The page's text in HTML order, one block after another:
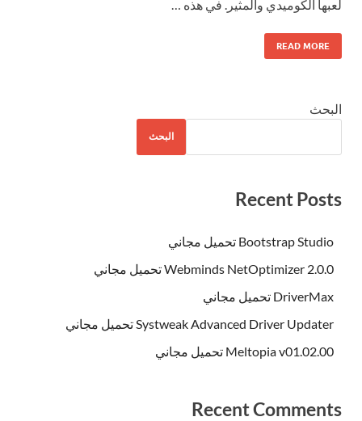
لعبها الكوميدي والمثير. في هذه …
READ MORE
البحث
البحث
Recent Posts
Bootstrap Studio تحميل مجاني
Webminds NetOptimizer 2.0.0 تحميل مجاني
DriverMax تحميل مجاني
Systweak Advanced Driver Updater تحميل مجاني
Meltopia v01.02.00 تحميل مجاني
Recent Comments